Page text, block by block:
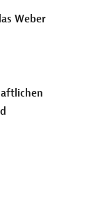
Weber